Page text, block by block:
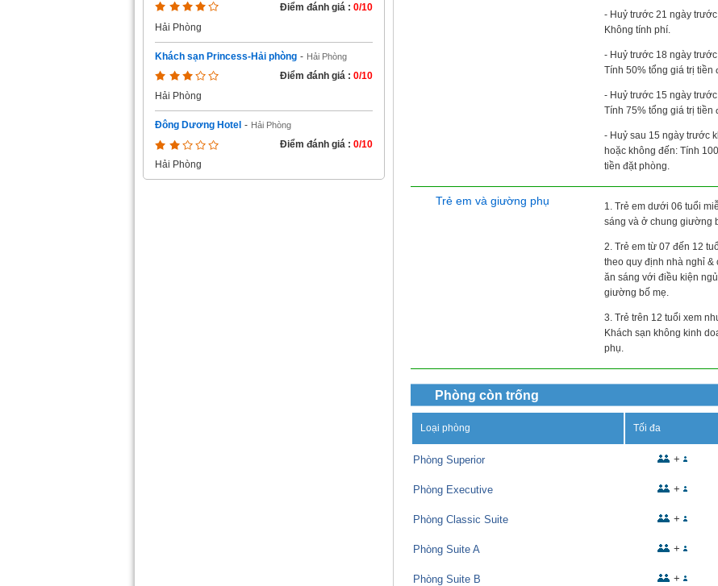
Điểm đánh giá : 0/10
Hải Phòng
Khách sạn Princess-Hải phòng - Hải Phòng
Điểm đánh giá : 0/10
Hải Phòng
Đông Dương Hotel - Hải Phòng
Điểm đánh giá : 0/10
Hải Phòng
- Huỷ trước 21 ngày
Không tính phí.
- Huỷ trước 18 ngày
Tính 50% tổng giá trị tiền
- Huỷ trước 15 ngày
Tính 75% tổng giá trị tiền
- Huỷ sau 15 ngày trước
hoặc không đến: Tính
tiền đặt phòng.
Trẻ em và giường phụ
1. Trẻ em dưới 06 tuổi
sáng và ở chung giường
2. Trẻ em từ 07 đến 12
theo quy định nhà nghỉ &
ăn sáng với điều kiện
giường bố mẹ.
3. Trẻ trên 12 tuổi xem
Khách sạn không kinh
phụ.
Phòng còn trống
Loại phòng Tối đa
Phòng Superior +
Phòng Executive +
Phòng Classic Suite +
Phòng Suite A +
Phòng Suite B +